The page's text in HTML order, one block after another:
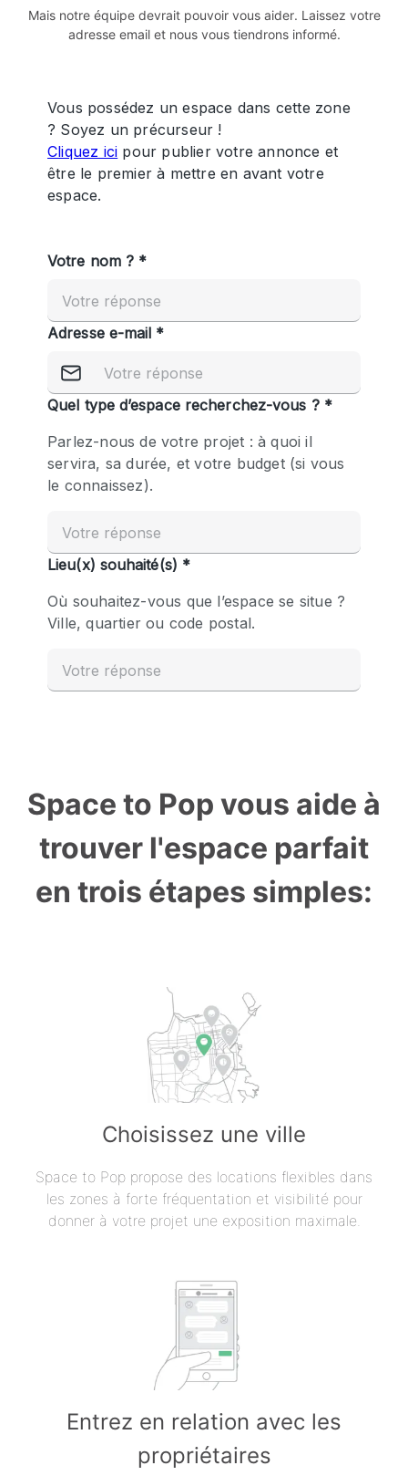
Mais notre équipe devrait pouvoir vous aider. Laissez votre
adresse email et nous vous tiendrons informé.
Space to Pop vous aide à
trouver l'espace parfait
en trois étapes simples:
Choisissez une ville
Space to Pop propose des locations flexibles dans
les zones à forte fréquentation et visibilité pour
donner à votre projet une exposition maximale.
Entrez en relation avec les
propriétaires